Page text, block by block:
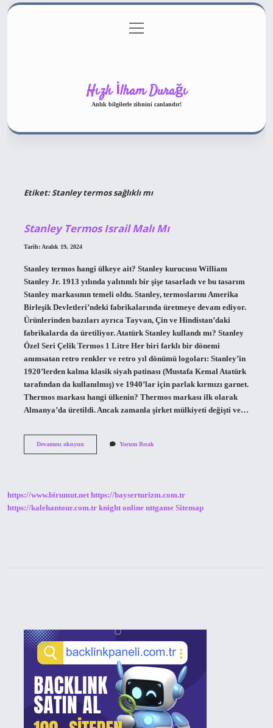
Gizlilik Politikası
menüyü
aç
Hızlı İlham Durağı
Anlık bilgilerle zihnini canlandır!
Etiket:Stanley termos sağlıklı mı
Stanley Termos Israil Malı Mı
Tarih: Aralık 19, 2024
Stanley termos hangi ülkeye ait? Stanley kurucusu William
Stanley Jr. 1913 yılında yalıtımlı bir şişe tasarladı ve bu tasarım
Stanley markasının temeli oldu. Stanley, termoslarını Amerika
Birleşik Devletleri’ndeki fabrikalarında üretmeye devam ediyor.
Ürünlerinden bazıları ayrıca Tayvan, Çin ve Hindistan’daki
fabrikalarda da üretiliyor. Atatürk Stanley kullandı mı? Stanley
Özel Seri Çelik Termos 1 Litre Her biri farklı bir dönemi
anımsatan retro renkler ve retro yıl dönümü logoları: Stanley’in
1920’lerden kalma klasik siyah patinası (Mustafa Kemal Atatürk
tarafından da kullanılmış) ve 1940’lar için parlak kırmızı garnet.
Thermos markası hangi ülkenin? Thermos markası ilk olarak
Almanya’da üretildi. Ancak zamanla şirket mülkiyeti değişti ve…
Devamını okuyunStanley
Yorum Bırak
https://www.birumut.net https://bayserturizm.com.tr
https://kalehantour.com.tr knight online nttgame Sitemap